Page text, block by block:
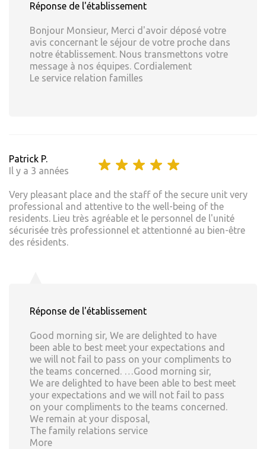
Réponse de l'établissement
Bonjour Monsieur, Merci d'avoir déposé votre
avis concernant le séjour de votre proche dans
notre établissement. Nous transmettons votre
message à nos équipes. Cordialement
Le service relation familles
Patrick P.
Il y a 3 années
Very pleasant place and the staff of the secure unit very
professional and attentive to the well-being of the
residents. Lieu très agréable et le personnel de l'unité
sécurisée très professionnel et attentionné au bien-être
des résidents.
Réponse de l'établissement
Good morning sir, We are delighted to have
been able to best meet your expectations and
we will not fail to pass on your compliments to
the teams concerned. …Good morning sir,
We are delighted to have been able to best meet
your expectations and we will not fail to pass
on your compliments to the teams concerned.
We remain at your disposal,
The family relations service
More